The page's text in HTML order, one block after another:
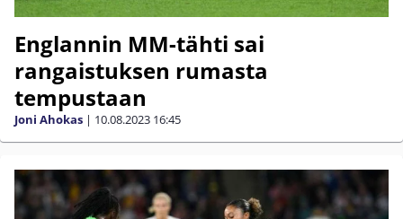
Englannin MM-tähti sai
rangaistuksen rumasta
tempustaan
Joni Ahokas | 10.08.2023 16:45